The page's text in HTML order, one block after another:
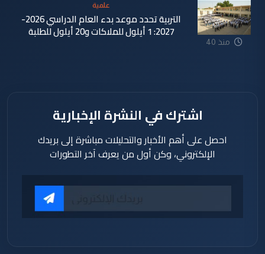
منذ 40
علمية
التربية تحدد موعد بدء العام الدراسي 2026-
2027: 1 أيلول للملاكات و20 أيلول للطلبة
اشترك في النشرة الإخبارية
احصل على أهم الأخبار والتحليلات مباشرة إلى بريدك
الإلكتروني، وكن أول من يعرف آخر التطورات